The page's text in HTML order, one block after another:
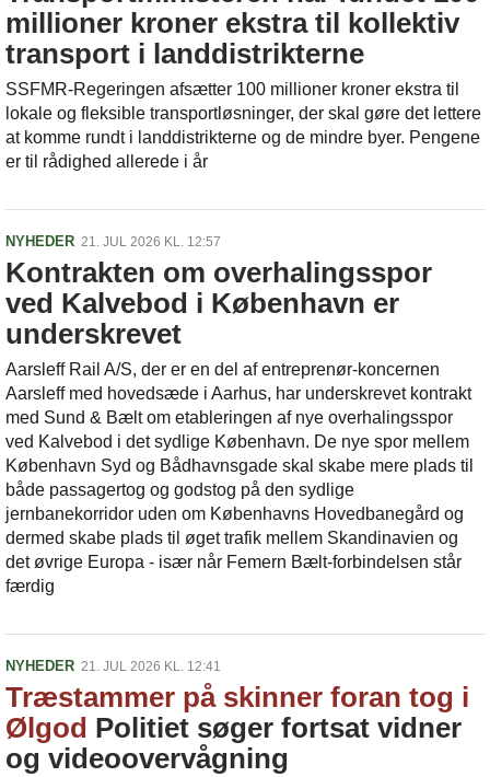
millioner kroner ekstra til kollektiv
transport i landdistrikterne
SSFMR-Regeringen afsætter 100 millioner kroner ekstra til
lokale og fleksible transportløsninger, der skal gøre det lettere
at komme rundt i landdistrikterne og de mindre byer. Pengene
er til rådighed allerede i år
NYHEDER 21. JUL 2026 KL. 12:57
Kontrakten om overhalingsspor
ved Kalvebod i København er
underskrevet
Aarsleff Rail A/S, der er en del af entreprenør-koncernen
Aarsleff med hovedsæde i Aarhus, har underskrevet kontrakt
med Sund & Bælt om etableringen af nye overhalingsspor
ved Kalvebod i det sydlige København. De nye spor mellem
København Syd og Bådhavnsgade skal skabe mere plads til
både passagertog og godstog på den sydlige
jernbanekorridor uden om Københavns Hovedbanegård og
dermed skabe plads til øget trafik mellem Skandinavien og
det øvrige Europa - især når Femern Bælt-forbindelsen står
færdig
NYHEDER 21. JUL 2026 KL. 12:41
Træstammer på skinner foran tog i
Ølgod Politiet søger fortsat vidner
og videoovervågning